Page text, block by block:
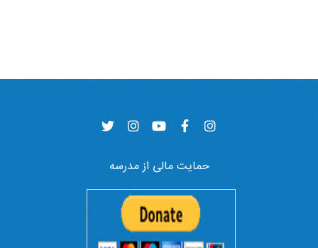
حمایت مالی از مدرسه